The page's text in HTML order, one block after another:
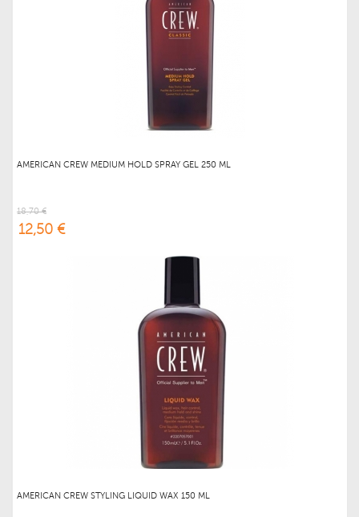
AMERICAN CREW MEDIUM HOLD SPRAY GEL 250 ML
18,70 €
12,50 €
AMERICAN CREW STYLING LIQUID WAX 150 ML